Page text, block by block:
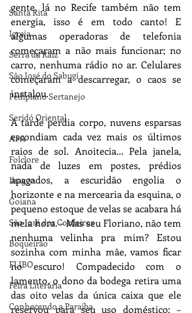
Santa Rita
Igreja
Serra da Raiz
São José do Sabugí
Pediplano Sertanejo
Seridó Oriental
APA
Folclore
Ihaggo
Goiana
São José dos Cordeiros
Boqueirão
FLIBO
Feira Literária
Conhecendo a Paraíba
gente, lá no Recife também não tem
energia, isso é em todo canto! E
algumas operadoras de telefonia
começaram a não mais funcionar; no
carro, nenhuma rádio no ar. Celulares
começaram a descarregar, o caos se
instalou.
A tarde perdia corpo, nuvens esparsas
escondiam cada vez mais os últimos
raios de sol. Anoitecia... Pela janela,
nada de luzes em postes, prédios
apagados, a escuridão engolia o
horizonte e na mercearia da esquina, o
pequeno estoque de velas se acabara há
meia hora. – Mas seu Floriano, não tem
nenhuma velinha pra mim? Estou
sozinha com minha mãe, vamos ficar
no escuro! Compadecido com o
lamento, o dono da bodega retira uma
das oito velas da única caixa que ele
reservou para seu uso doméstico: –